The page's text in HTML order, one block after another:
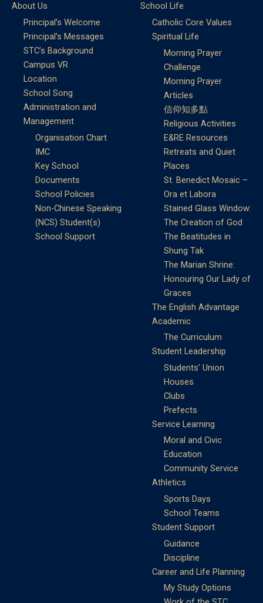
About Us
Principal’s Welcome
Principal’s Messages
STC’s Background
Campus VR
Location
School Song
Administration and
Management
Organisation Chart
IMC
Key School
Documents
School Policies
Non-Chinese Speaking
(NCS) Student(s)
School Support
School Life
Catholic Core Values
Spiritual Life
Morning Prayer
Challenge
Morning Prayer
Articles
信仰知多點
Religious Activities
E&RE Resources
Retreats and Quiet
Places
St. Benedict Mosaic –
Ora et Labora
Stained Glass Window:
The Creation of God
The Beatitudes in
Shung Tak
The Marian Shrine:
Honouring Our Lady of
Graces
The English Advantage
Academic
The Curriculum
Student Leadership
Students’ Union
Houses
Clubs
Prefects
Service Learning
Moral and Civic
Education
Community Service
Athletics
Sports Days
School Teams
Student Support
Guidance
Discipline
Career and Life Planning
My Study Options